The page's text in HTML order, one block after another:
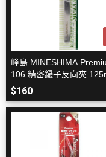
峰島 MINESHIMA
106 精密鑷子反向夾
(小)
$160